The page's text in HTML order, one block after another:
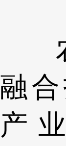
融
产